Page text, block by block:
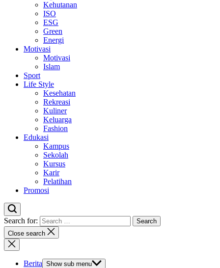
Kehutanan
ISO
ESG
Green
Energi
Motivasi
Motivasi
Islam
Sport
Life Style
Kesehatan
Rekreasi
Kuliner
Keluarga
Fashion
Edukasi
Kampus
Sekolah
Kursus
Karir
Pelatihan
Promosi
Search for:
Close search
Berita Show sub menu